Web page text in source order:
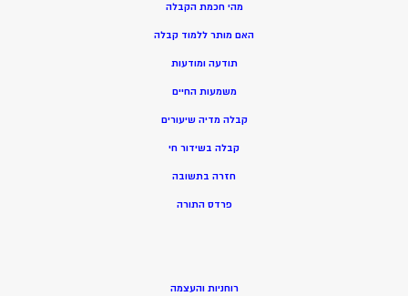
מהי חכמת הקבלה
האם מותר ללמוד קבלה
תודעה ומודעות
משמעות החיים
קבלה מדיה שיעורים
קבלה בשידור חי
חזרה בתשובה
פרדס התורה
רוחניות והעצמה